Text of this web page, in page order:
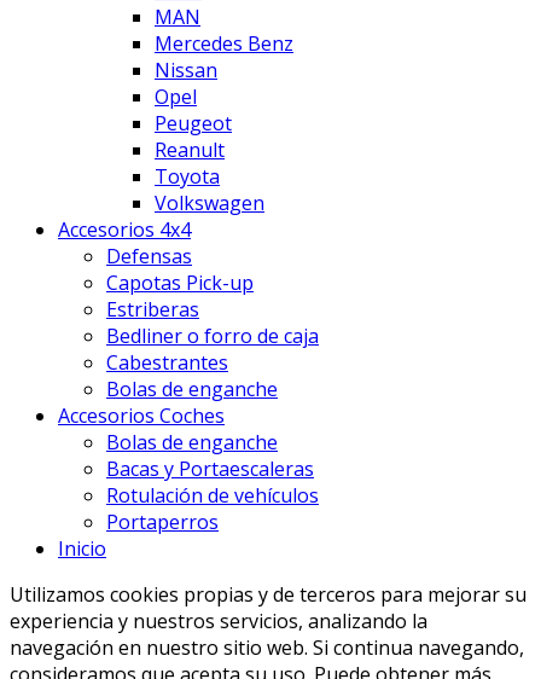
MAN
Mercedes Benz
Nissan
Opel
Peugeot
Reanult
Toyota
Volkswagen
Accesorios 4x4
Defensas
Capotas Pick-up
Estriberas
Bedliner o forro de caja
Cabestrantes
Bolas de enganche
Accesorios Coches
Bolas de enganche
Bacas y Portaescaleras
Rotulación de vehículos
Portaperros
Inicio
Utilizamos cookies propias y de terceros para mejorar su
experiencia y nuestros servicios, analizando la
navegación en nuestro sitio web. Si continua navegando,